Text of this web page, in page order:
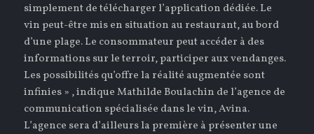
simplement de télécharger l’application dédiée. Le
vin peut-être mis en situation au restaurant, au bord
d’une plage. Le consommateur peut accéder à des
informations sur le terroir, participer aux vendanges.
Les possibilités qu’offre la réalité augmentée sont
infinies » , indique Mathilde Boulachin de l’agence de
communication spécialisée dans le vin, Avina.
L’agence sera d’ailleurs la première à présenter une